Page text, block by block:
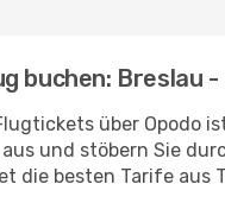
buchen: Breslau
über Opodo
und stöbern Sie
die besten Tarife aus